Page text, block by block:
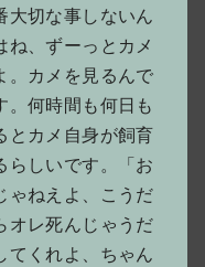
大切な事しないん
ね、ずーっとカメ
。カメを見るんで
。何時間も何日も
とカメ自身が飼育
らしいです。「お
ゃねえよ、こうだ
オレ死んじゃうだ
てくれよ、ちゃん